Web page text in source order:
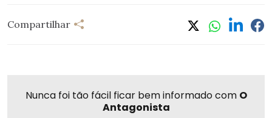
Compartilhar
Nunca foi tão fácil ficar bem informado com O
Antagonista